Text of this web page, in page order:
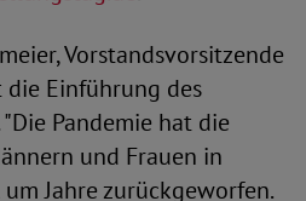
Vorstandsvorsitzende
die Einführung des
Pandemie hat die
und Frauen in
Jahre zurückgeworfen.